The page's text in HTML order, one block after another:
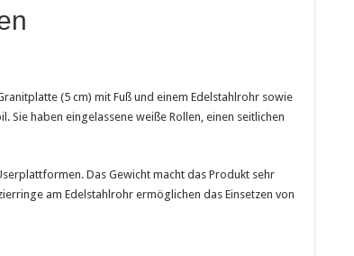
(5 cm) mit Fuß und einem Edelstahlrohr sowie
Sie haben eingelassene weiße Rollen, einen seitlichen
Das Gewicht macht das Produkt sehr
am Edelstahlrohr ermöglichen das Einsetzen von